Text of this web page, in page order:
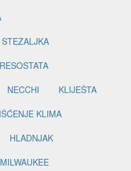
STEZALJKA
NECCHI
KLIJEŠTA
KLIMA
HLADNJAK